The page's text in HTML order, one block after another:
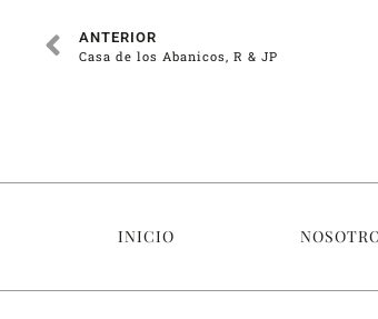
ANTERIOR
Casa de los Abanicos, R & JP
INICIO